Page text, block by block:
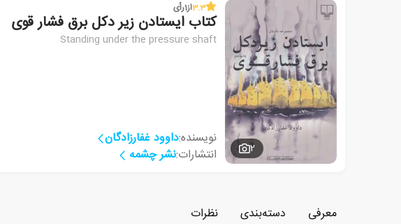
2
3.3از1رأی
کتاب ایستادن زیر دکل برق فشار قوی
Standing under the pressure shaft
نویسنده:داوود غفارزادگان
انتشارات:نشر چشمه
معرفی دسته‌بندی
نظرات